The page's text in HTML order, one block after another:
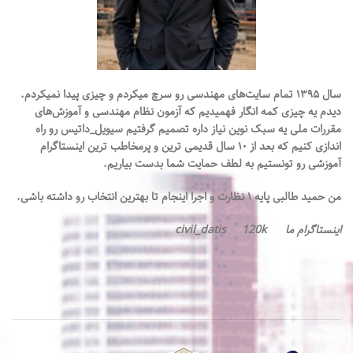
سال ۱۳۹۵ تمام سایت‌های مهندسی رو سرچ میکردم و چیزی پیدا نمیکردم.
دیدم یه چیزی کمه انگار فهميديم که آزمون نظام مهندسی و آموزش‌های
مقررات‌ ملی یه سبک نوین نیاز داره تصميم گرفتيم سیویل_داتیس رو راه
اندازی کنیم که بعد از ۱۰ سال قدیمی ترين و پرمخاطب ترین اینستاگرام
آموزشی رو تونستیم به لطف حمایت شما بدست بیاریم.
من حمید طالبی پایه ۱ نظارت و اجرا اینجام تا بهترین انتخاب رو داشته باشی.
اینستاگرام ما civil_datis 120k